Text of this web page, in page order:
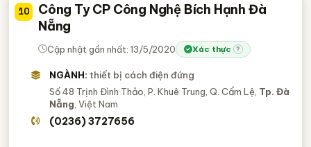
10
Công Ty CP Công Nghệ Bích Hạnh Đà
Nẵng
Cập nhật gần nhất: 13/5/2020 Xác thực ?
NGÀNH: thiết bị cách điện đứng
Số 48 Trịnh Đình Thảo, P. Khuê Trung, Q. Cẩm Lệ, Tp. Đà
Nẵng , Việt Nam
(0236) 3727656